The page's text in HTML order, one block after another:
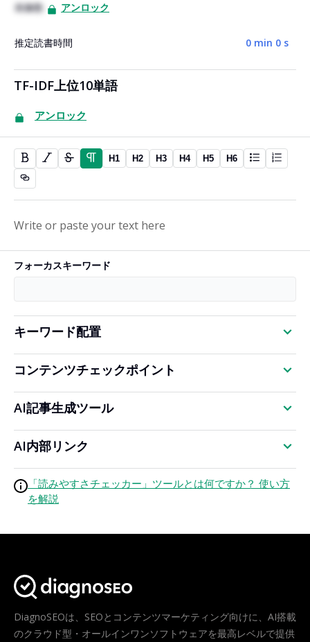
H1 H2 H3 H4 H5 H6
画像数 アンロック
推定読書時間 0 min 0 s
TF-IDF上位10単語
アンロック
フォーカスキーワード
キーワード配置
コンテンツチェックポイント
AI記事生成ツール
AI内部リンク
「読みやすさチェッカー」ツールとは何ですか？ 使い方
を解説
DiagnoSEOは、SEOとコンテンツマーケティング向けに、AI搭載
のクラウド型・オールインワンソフトウェアを最高レベルで提供